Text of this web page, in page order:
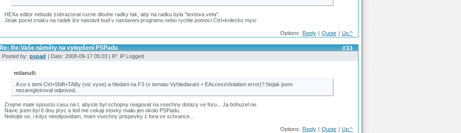
HEXa editor nebude zobrazovat ruzne dlouhe radky tak, aby na radku byla "textova veta".
Jinak pocet znaku na radek lze nastavit bud v nastaveni programu nebo rychle pomoci Ctrl+kolecko mysi
Options: Reply | Quote | Up ^
#33
Re: Re:Vaše náměty na vylepšení PSPadu
Posted by: pspad | Date: 2008-09-17 05:03 | IP: IP Logged
milanull:
A co s temi Ctrl+Shift+TABy (viz vyse) a hledani na F3 (v tematu Vyhledavani + EAccessViolation error)? Nejak jsem
nezaregistroval odpoved..
Zrejme mate spoustu casu na t, abyste byl schopny reagovat na vsechny dotazy ve foru... Ja bohuzel ne.
Navic jsem byl 6 dnu pryc a ted me cekaji stovky mailu jen okolo PSPadu.
Nebojte se, i kdyz neodpovidam, mam vsechny prispevky z fora ve schrance...
Options: Reply | Quote | Up ^